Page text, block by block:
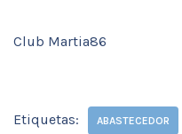
Club Martia86
Etiquetas: ABASTECEDOR